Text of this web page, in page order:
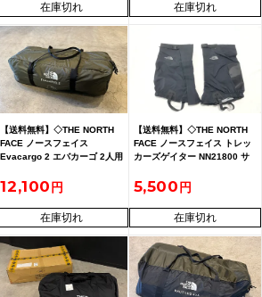
在庫切れ 在庫切れ
【送料無料】◇THE NORTH
FACE ノースフェイス
Evacargo 2 エバカーゴ 2人用
12,100
在庫切れ
【送料無料】◇THE NORTH
FACE ノースフェイス トレッ
カーズゲイター NN21800 サ
5,500
在庫切れ